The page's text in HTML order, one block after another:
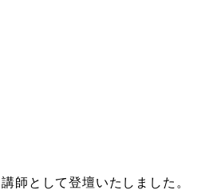
師として登壇いたしました。